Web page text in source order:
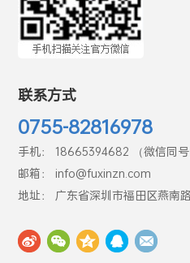
联系方式
0755-82816978
手机： 18665394682 （微信同号
邮箱： info@fuxinzn.com
地址： 广东省深圳市福田区燕南